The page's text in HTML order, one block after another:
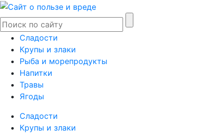
Сладости
Крупы и злаки
Рыба и морепродукты
Напитки
Травы
Ягоды
Сладости
Крупы и злаки